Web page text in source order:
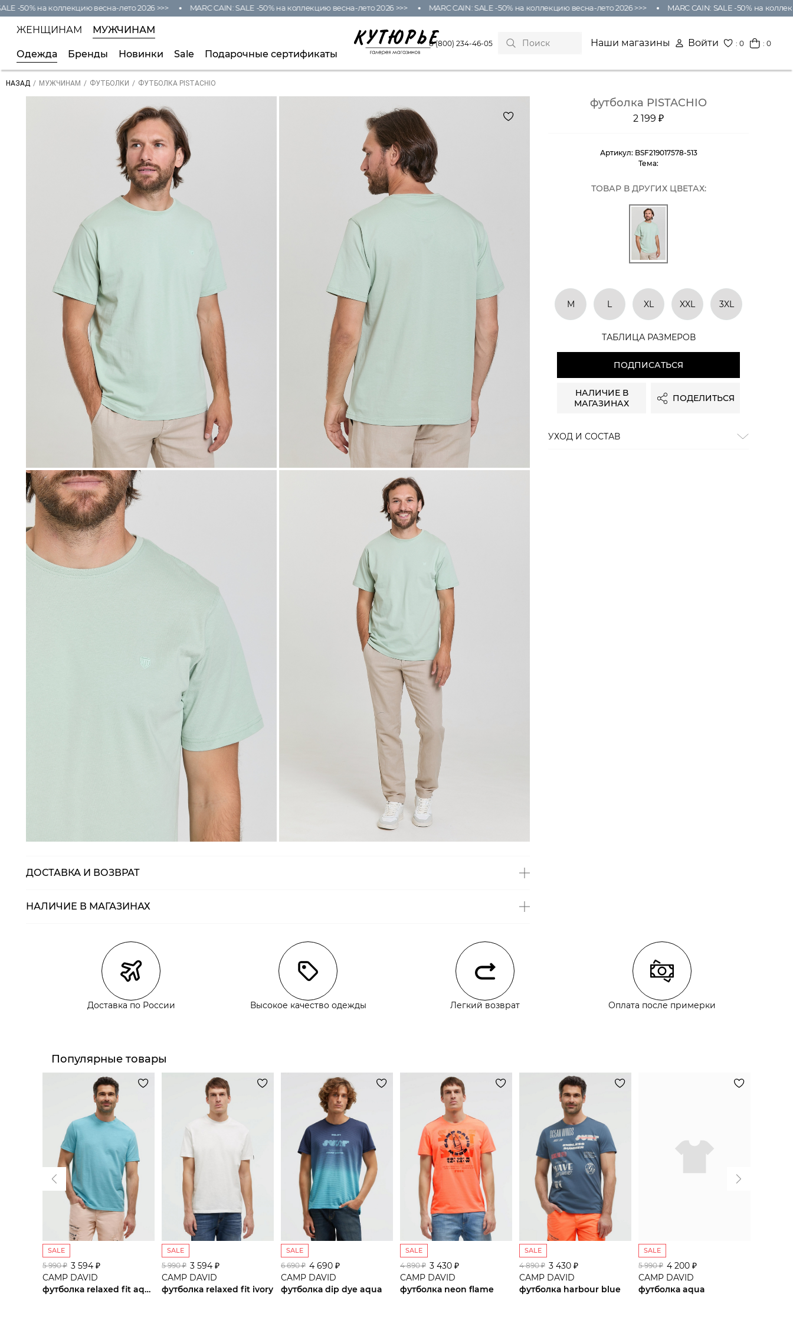
-50% на коллекцию весна-лето 2026 >>> MARC CAIN: SALE -50% на коллекцию весна-лето 2026 >>> MARC CAIN: SALE -50% на коллекцию весна-лето 2026 >>> MARC CAIN: SALE -50% на
ЖЕНЩИНАМ МУЖЧИНАМ
Одежда Бренды Новинки Sale Подарочные сертификаты
8 (800) 234-46-05 Наши магазины Войти :0 : 0
НАЗАД / МУЖЧИНАМ / ФУТБОЛКИ / ФУТБОЛКА PISTACHIO
ДОСТАВКА И ВОЗВРАТ
Курьерская доставка СДЭК
Самовывоз из пункта выдачи СДЭК
Самовывоз из наших магазинов
сайте СДЭК
НАЛИЧИЕ В МАГАЗИНАХ
футболка PISTACHIO
2 199 ₽
Артикул: BSF219017578-513
Тема:
ТОВАР В ДРУГИХ ЦВЕТАХ:
M L XL XXL 3XL
ТАБЛИЦА РАЗМЕРОВ
ПОДПИСАТЬСЯ
НАЛИЧИЕ В
МАГАЗИНАХ
ПОДЕЛИТЬСЯ
УХОД И СОСТАВ
Доставка по России Высокое качество одежды Легкий возврат Оплата после примерки
Популярные товары
SALE
5 990 ₽ 3 594 ₽
CAMP DAVID
футболка relaxed fit aqua
SALE
5 990 ₽ 3 594 ₽
CAMP DAVID
футболка relaxed fit ivory
SALE
6 690 ₽ 4 690 ₽
CAMP DAVID
футболка dip dye aqua
SALE
4 890 ₽ 3 430 ₽
CAMP DAVID
футболка neon flame
SALE
4 890 ₽ 3 430 ₽
CAMP DAVID
футболка harbour blue
SALE
5 990 ₽ 4 200 ₽
CAMP DAVID
футболка aqua